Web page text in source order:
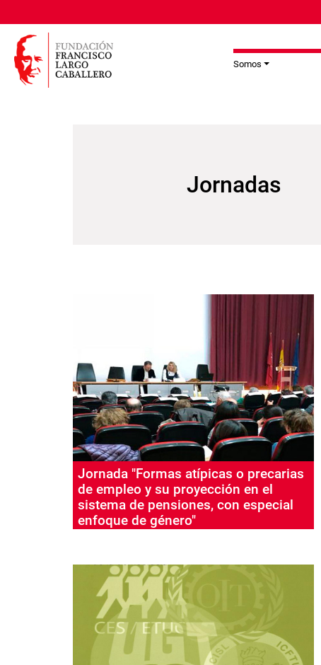
Somos
Jornadas
Jornada "Formas atípicas o precarias
de empleo y su proyección en el
sistema de pensiones, con especial
enfoque de género"